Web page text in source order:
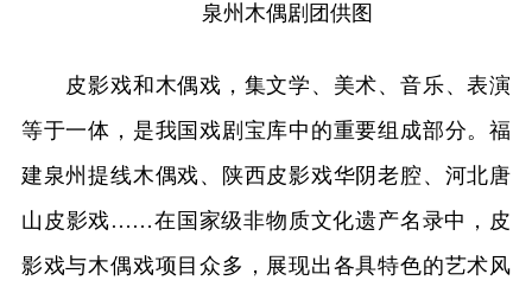
泉州木偶剧团供图
皮影戏和木偶戏，集文学、美术、音乐、表演
等于一体，是我国戏剧宝库中的重要组成部分。福
建泉州提线木偶戏、陕西皮影戏华阴老腔、河北唐
山皮影戏……在国家级非物质文化遗产名录中，皮
影戏与木偶戏项目众多，展现出各具特色的艺术风